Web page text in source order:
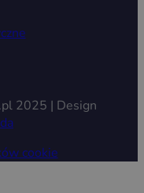
2025 | Design
cookie